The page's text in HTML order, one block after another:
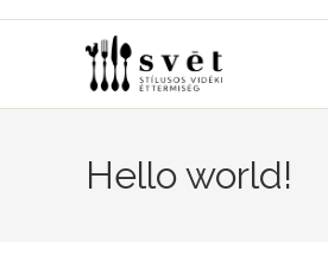
Hello world!